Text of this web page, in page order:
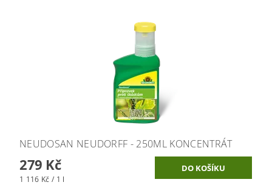
NEUDOSAN NEUDORFF - 250ML KONCENTRÁT
279 Kč
1 116 Kč / 1 l